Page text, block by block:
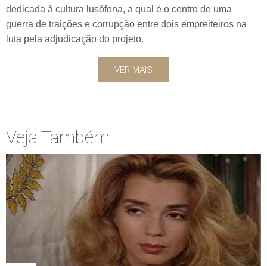
dedicada à cultura lusófona, a qual é o centro de uma
guerra de traições e corrupção entre dois empreiteiros na
luta pela adjudicação do projeto.
VER MAIS
Veja Também